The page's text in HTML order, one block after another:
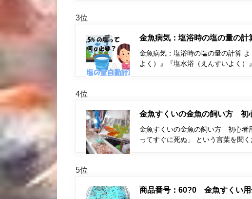
3位
金魚病気：塩浴時の塩の量の計
金魚病気：塩浴時の塩の量の計算
よく）』『塩水浴（えんすいよく
4位
金魚すくいの金魚の飼い方
金魚すくいの金魚の飼い方 初心
ってすぐに死ぬ」 という言葉を聞
5位
商品番号：60?0 金魚すくい用